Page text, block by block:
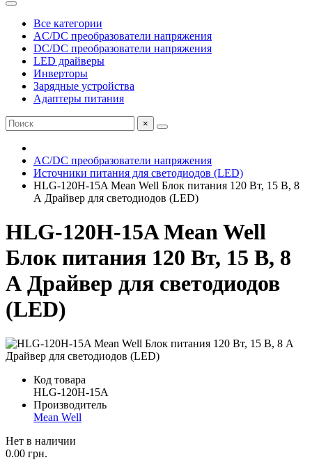
Все категории
AC/DC преобразователи напряжения
DC/DC преобразователи напряжения
LED драйверы
Инверторы
Зарядные устройства
Адаптеры питания
×
AC/DC преобразователи напряжения
Источники питания для светодиодов (LED)
HLG-120H-15A Mean Well Блок питания 120 Вт, 15 В, 8
А Драйвер для светодиодов (LED)
HLG-120H-15A Mean Well
Блок питания 120 Вт, 15 В, 8
А Драйвер для светодиодов
(LED)
Код товара
HLG-120H-15A
Производитель
Mean Well
Нет в наличии
0.00 грн.